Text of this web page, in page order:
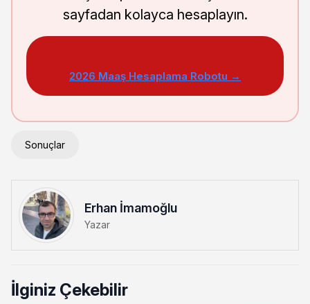
sayfadan kolayca hesaplayın.
2026 Maaş Hesaplama Robotu →
Sonuçlar
Erhan İmamoğlu
Yazar
İlginiz Çekebilir